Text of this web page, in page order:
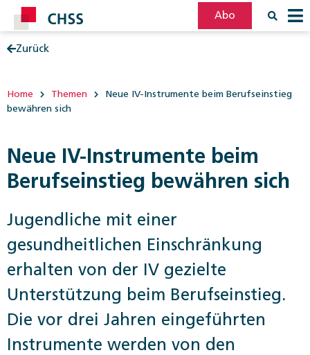
Abo
Zurück
Home Themen
Neue IV-Instrumente beim Berufseinstieg
bewähren sich
Neue IV-Instrumente beim
Berufseinstieg bewähren sich
Jugendliche mit einer
gesundheitlichen Einschränkung
erhalten von der IV gezielte
Unterstützung beim Berufseinstieg.
Die vor drei Jahren eingeführten
Instrumente werden von den